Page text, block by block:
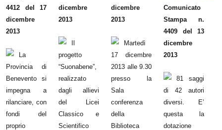
4412 del 17
dicembre
2013
La
Provincia di
Benevento si
impegna a
rilanciare, con
fondi del
proprio
dicembre
2013
progetto
“Suonabene”,
realizzato
dagli allievi
del Licei
Classico e
Scientifico
dicembre
2013
Martedì
17 dicembre
2013 alle 9.30
presso la
Sala
conferenza
della
Biblioteca
Comunicato
Stampa n.
4409 del 13
dicembre
2013
81 saggi
di 42 autori
diversi. E’
questa la
dotazione